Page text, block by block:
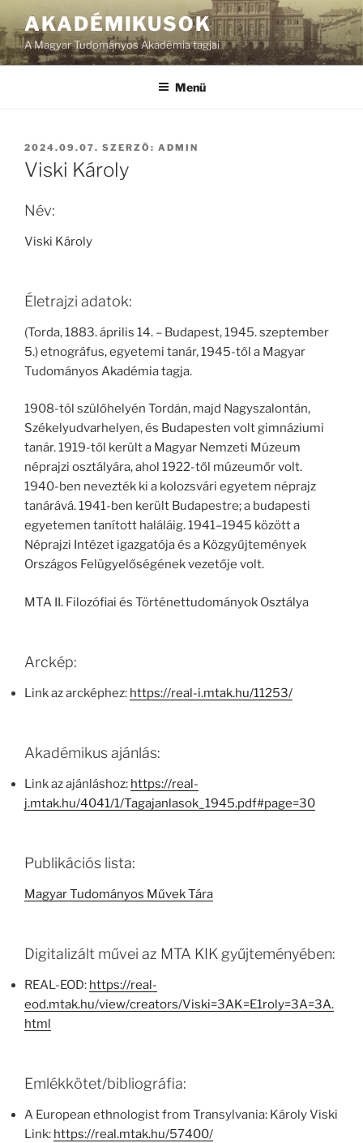
AKADÉMIKUSOK
A Magyar Tudományos Akadémia tagjai
Menü
BEKÜLDVE:
2024.09.07. SZERZŐ: ADMIN
Viski Károly
Név:
Viski Károly
Életrajzi adatok:
(Torda, 1883. április 14. – Budapest, 1945. szeptember
5.) etnográfus, egyetemi tanár, 1945-től a Magyar
Tudományos Akadémia tagja.
1908-tól szülőhelyén Tordán, majd Nagyszalontán,
Székelyudvarhelyen, és Budapesten volt gimnáziumi
tanár. 1919-től került a Magyar Nemzeti Múzeum
néprajzi osztályára, ahol 1922-től múzeumőr volt.
1940-ben nevezték ki a kolozsvári egyetem néprajz
tanárává. 1941-ben került Budapestre; a budapesti
egyetemen tanított haláláig. 1941–1945 között a
Néprajzi Intézet igazgatója és a Közgyűjtemények
Országos Felügyelőségének vezetője volt.
MTA II. Filozófiai és Történettudományok Osztálya
Arckép:
Link az arcképhez: https://real-i.mtak.hu/11253/
Akadémikus ajánlás:
Link az ajánláshoz: https://real-
j.mtak.hu/4041/1/Tagajanlasok_1945.pdf#page=30
Publikációs lista:
Magyar Tudományos Művek Tára
Digitalizált művei az MTA KIK gyűjteményében:
REAL-EOD: https://real-
eod.mtak.hu/view/creators/Viski=3AK=E1roly=3A=3A.
html
Emlékkötet/bibliográfia:
A European ethnologist from Transylvania: Károly Viski
Link: https://real.mtak.hu/57400/